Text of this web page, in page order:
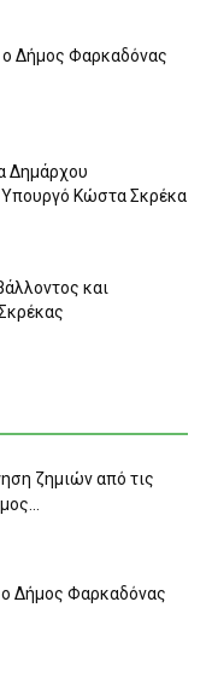
ο Δήμος Φαρκαδόνας
Δημάρχου
Κώστα Σκρέκα
και
ζημιών από τις
ο Δήμος Φαρκαδόνας